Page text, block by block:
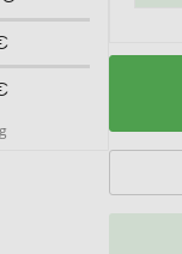
Salvie
Auf